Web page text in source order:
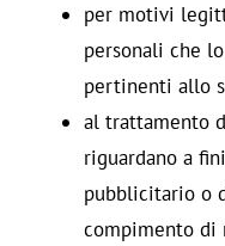
per motivi
personali che
pertinenti allo
al trattamento
riguardano a
pubblicitario o
compimento di